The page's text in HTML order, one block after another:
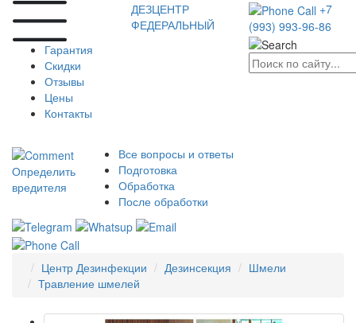
Гарантия
Скидки
Отзывы
Цены
Контакты
ДЕЗЦЕНТР
ФЕДЕРАЛЬНЫЙ
+7
(993) 993-96-86
Определить
вредителя
Все вопросы и ответы
Подготовка
Обработка
После обработки
Центр Дезинфекции Дезинсекция
Шмели
Травление шмелей